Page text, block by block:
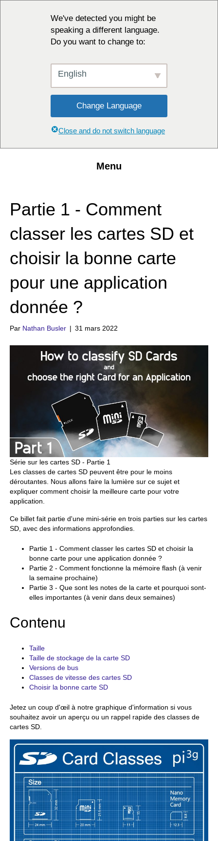
We've detected you might be
speaking a different language.
Do you want to change to:
English
Change Language
Close and do not switch language
Menu
Partie 1 - Comment
classer les cartes SD et
choisir la bonne carte
pour une application
donnée ?
Par Nathan Busler | 31 mars 2022
Série sur les cartes SD - Partie 1
Les classes de cartes SD peuvent être pour le moins
déroutantes. Nous allons faire la lumière sur ce sujet et
expliquer comment choisir la meilleure carte pour votre
application.
Ce billet fait partie d'une mini-série en trois parties sur les cartes
SD, avec des informations approfondies.
Partie 1 - Comment classer les cartes SD et choisir la
bonne carte pour une application donnée ?
Partie 2 - Comment fonctionne la mémoire flash (à venir
la semaine prochaine)
Partie 3 - Que sont les notes de la carte et pourquoi sont-
elles importantes (à venir dans deux semaines)
Contenu
Taille
Taille de stockage de la carte SD
Versions de bus
Classes de vitesse des cartes SD
Choisir la bonne carte SD
Jetez un coup d'œil à notre graphique d'information si vous
souhaitez avoir un aperçu ou un rappel rapide des classes de
cartes SD.